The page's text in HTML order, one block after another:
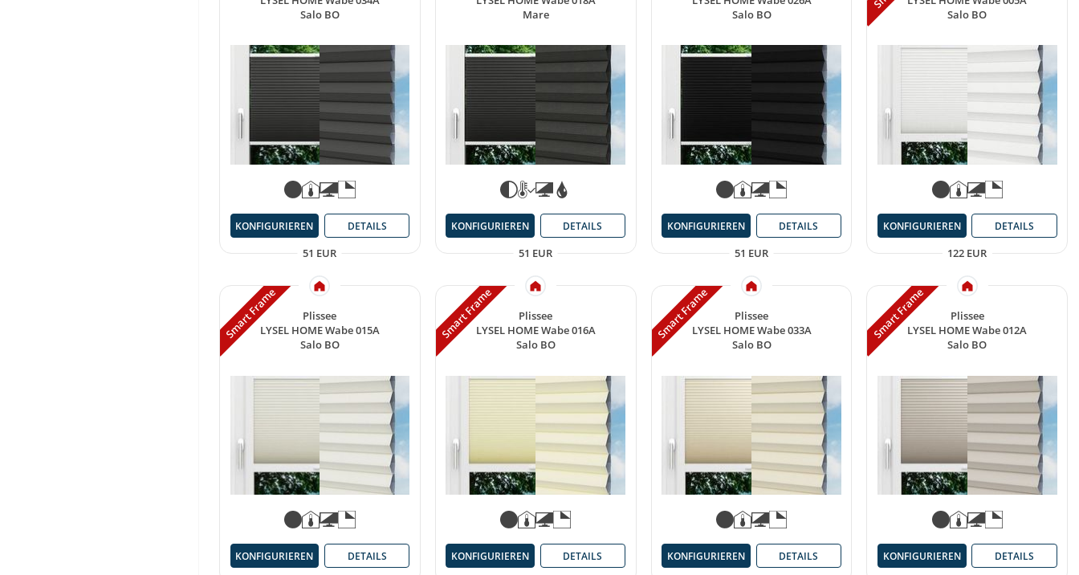
Salo BO
51 EUR
KONFIGURIEREN DETAILS
Mare
51 EUR
KONFIGURIEREN DETAILS
Salo BO
51 EUR
KONFIGURIEREN DETAILS
Salo BO
122 EUR
KONFIGURIEREN DETAILS
Plissee
LYSEL HOME Wabe 015A
Salo BO
Smart Frame
KONFIGURIEREN DETAILS
Plissee
LYSEL HOME Wabe 016A
Salo BO
Smart Frame
KONFIGURIEREN DETAILS
Plissee
LYSEL HOME Wabe 033A
Salo BO
Smart Frame
KONFIGURIEREN DETAILS
Plissee
LYSEL HOME Wabe 012A
Salo BO
Smart Frame
KONFIGURIEREN DETAILS